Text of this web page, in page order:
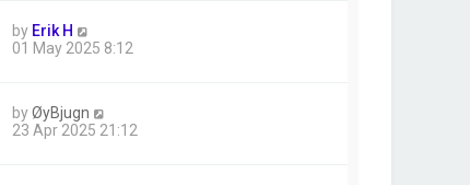
by Erik H
01 May 2025 8:12
byØyBjugn
23 Apr 2025 21:12